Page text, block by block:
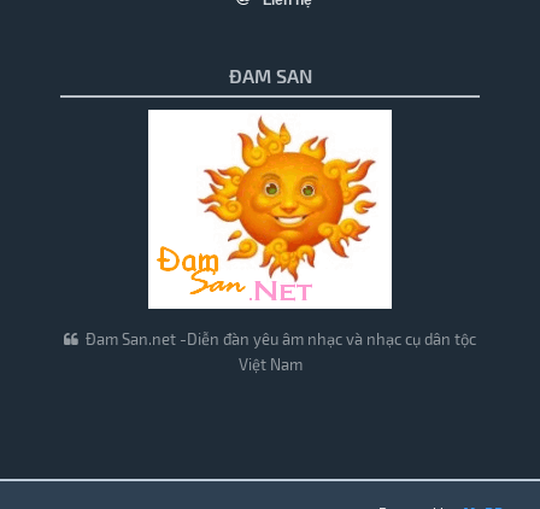
ĐAM SAN
Đam San.net -Diễn đàn yêu âm nhạc và nhạc cụ dân tộc
Việt Nam